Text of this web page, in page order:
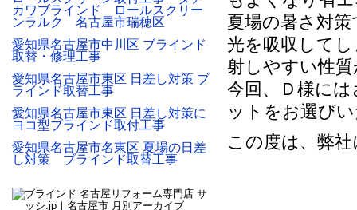
夏場の暑さ対
光を吸収して
射しやすい性
今回、Ｄ様に
ットをお選び
この度は、弊
カワブラインド ロールスクリー
ンラルク 名古屋市瑞穂区
愛知県名古屋市中川区 ブラインド
取替・修理工事
愛知県名古屋市東区 日差し対策 ブ
ラインド取替工事
愛知県名古屋市東区 日差し対策に
ヨコ型ブラインド取付工事
愛知県名古屋市名東区 夏場の日差
し対策 ブラインド取替工事